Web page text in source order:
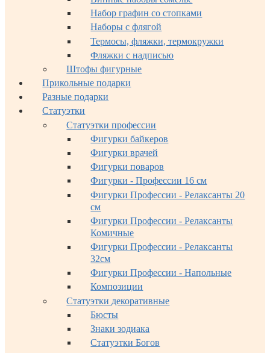
Набор графин со стопками
Наборы с флягой
Термосы, фляжки, термокружки
Фляжки с надписью
Штофы фигурные
Прикольные подарки
Разные подарки
Статуэтки
Статуэтки профессии
Фигурки байкеров
Фигурки врачей
Фигурки поваров
Фигурки - Профессии 16 см
Фигурки Профессии - Релаксанты 20
см
Фигурки Профессии - Релаксанты
Комичные
Фигурки Профессии - Релаксанты
32см
Фигурки Профессии - Напольные
Композиции
Статуэтки декоративные
Бюсты
Знаки зодиака
Статуэтки Богов